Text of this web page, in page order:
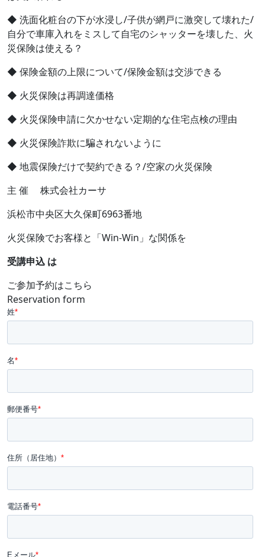
◆ 洗面化粧台の下が水浸し/子供が網戸に激突して壊れた/
自分で車庫入れをミスして自宅のシャッターを壊した、火
災保険は使える？
◆ 保険金額の上限について/保険金額は交渉できる
◆ 火災保険は再調達価格
◆ 火災保険申請に欠かせない定期的な住宅点検の理由
◆ 火災保険詐欺に騙されないように
◆ 地震保険だけで契約できる？/空家の火災保険
主 催 株式会社カーサ
浜松市中央区大久保町6963番地
火災保険でお客様と「Win-Win」な関係を
受講申込 は
ご参加予約はこちら
Reservation form